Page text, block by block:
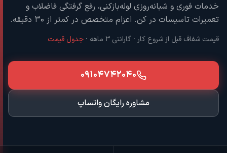
خدمات فوری و شبانه‌روزی لوله‌بازکنی، رفع گرفتگی فاضلاب و
تعمیرات تاسیسات در کن. اعزام متخصص در کمتر از ۳۰ دقیقه.
قیمت شفاف قبل از شروع کار · گارانتی ۳ ماهه · جدول قیمت
۰۹۱۰۴۷۴۲۰۴۰
مشاوره رایگان واتساپ